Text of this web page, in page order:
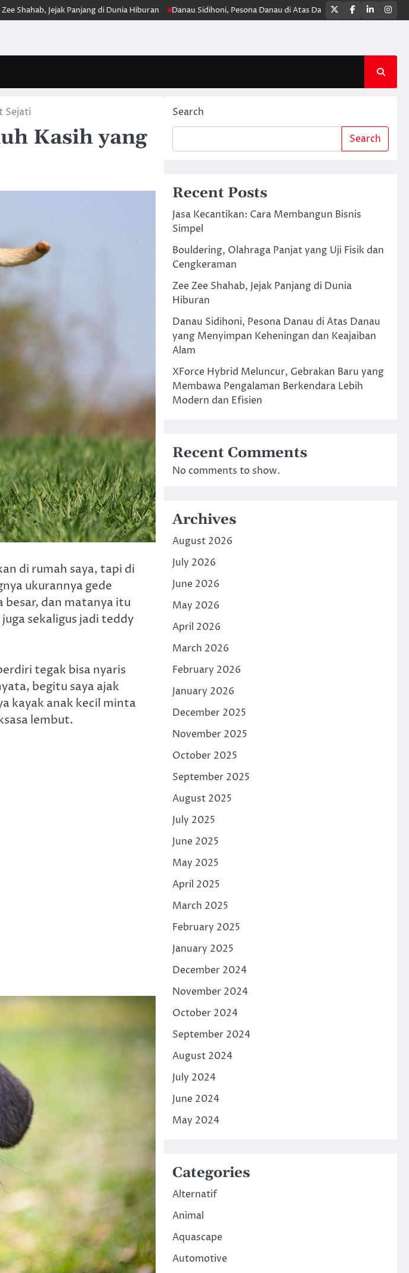
Jejak Panjang di Dunia Hiburan Danau Sidihoni, Pesona Danau di Atas Danau yang Menyimpan
Twitter
Facebook
LinkedIn
Sejati
Kasih yang
di rumah saya, tapi di
ukurannya gede
besar, dan matanya itu
sekaligus jadi teddy
tegak bisa nyaris
begitu saya ajak
kayak anak kecil minta
lembut.
Search
Search
Recent Posts
Jasa Kecantikan: Cara Membangun Bisnis
Simpel
Bouldering, Olahraga Panjat yang Uji Fisik dan
Cengkeraman
Zee Zee Shahab, Jejak Panjang di Dunia
Hiburan
Danau Sidihoni, Pesona Danau di Atas Danau
yang Menyimpan Keheningan dan Keajaiban
Alam
XForce Hybrid Meluncur, Gebrakan Baru yang
Membawa Pengalaman Berkendara Lebih
Modern dan Efisien
Recent Comments
No comments to show.
Archives
August 2026
July 2026
June 2026
May 2026
April 2026
March 2026
February 2026
January 2026
December 2025
November 2025
October 2025
September 2025
August 2025
July 2025
June 2025
May 2025
April 2025
March 2025
February 2025
January 2025
December 2024
November 2024
October 2024
September 2024
August 2024
July 2024
June 2024
May 2024
Categories
Alternatif
Animal
Aquascape
Automotive